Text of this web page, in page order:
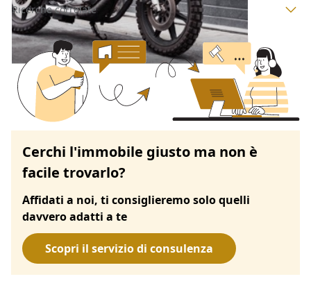
Ricerche correlate
Cerchi l'immobile giusto ma non è
facile trovarlo?
Affidati a noi, ti consiglieremo solo quelli
davvero adatti a te
Scopri il servizio di consulenza